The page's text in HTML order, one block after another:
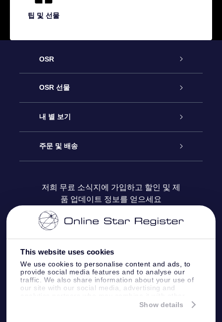
This website uses cookies
We use cookies to personalise content and ads, to
provide social media features and to analyse our
traffic. We also share information about your use of
our site with our social media, advertising and
information that you’ve provided to them or that
Show details
팁 및 선물
OSR
고객 서비스
연락처
블로그
OSR 선물
온라인 별 선물
OSR 선물 팩
OSR 상품권
기업 선물
내 별 보기
Star Register
맞춤 별 페이지
One Million Stars
Fly me to the stars VR 앱
주문 및 배송
결제 정보
배송 정보
환불 정책
별자리
저희 무료 소식지에 가입하고 할인 및 제
품 업데이트 정보를 얻으세요